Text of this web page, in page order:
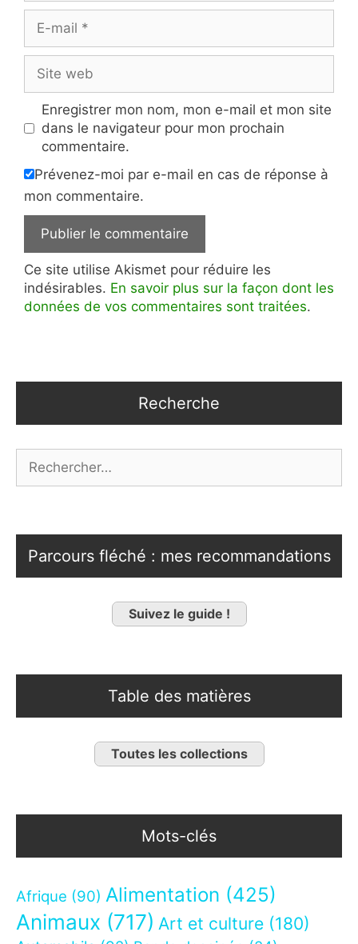
mail
web
Enregistrer mon nom, mon e-mail et mon site
dans le navigateur pour mon prochain
commentaire.
Prévenez-moi par e-mail en cas de réponse à
mon commentaire.
Ce site utilise Akismet pour réduire les
indésirables. En savoir plus sur la façon dont les
données de vos commentaires sont traitées.
Recherche
Parcours fléché : mes recommandations
Suivez le guide !
Table des matières
Toutes les collections
Mots-clés
Afrique (90) Alimentation (425)
Animaux (717) Art et culture (180)